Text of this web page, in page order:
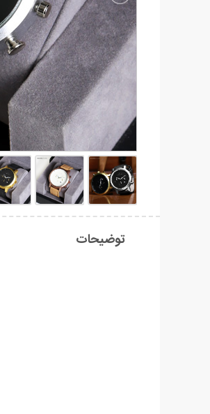
توضیحات